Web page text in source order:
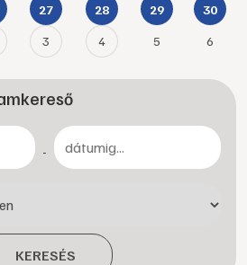
27 28 29 30
3 4 5 6
-
KERESÉS